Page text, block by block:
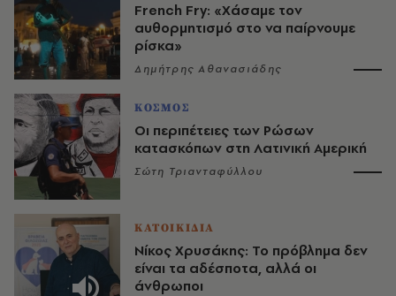
French Fry: «Χάσαμε τον
αυθορμητισμό στο να παίρνουμε
ρίσκα»
Δημήτρης Αθανασιάδης
ΚΟΣΜΟΣ
Οι περιπέτειες των Ρώσων
κατασκόπων στη Λατινική Αμερική
Σώτη Τριανταφύλλου
ΚΑΤΟΙΚΙΔΙΑ
Νίκος Χρυσάκης: Το πρόβλημα δεν
είναι τα αδέσποτα, αλλά οι
άνθρωποι